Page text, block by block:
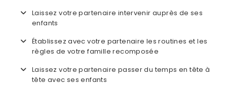
Laissez votre partenaire intervenir auprès de ses
enfants
Établissez avec votre partenaire les routines et les
règles de votre famille recomposée
Laissez votre partenaire passer du temps en tête à
tête avec ses enfants